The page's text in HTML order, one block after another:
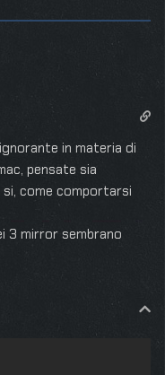
in materia di
pensate sia
si, come comportarsi
3 mirror sembrano